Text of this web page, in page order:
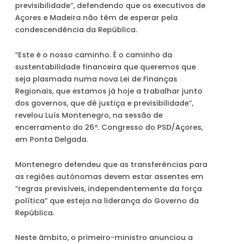
previsibilidade”, defendendo que os executivos de
Açores e Madeira não têm de esperar pela
condescendência da República.
“Este é o nosso caminho. É o caminho da
sustentabilidade financeira que queremos que
seja plasmada numa nova Lei de Finanças
Regionais, que estamos já hoje a trabalhar junto
dos governos, que dê justiça e previsibilidade”,
revelou Luís Montenegro, na sessão de
encerramento do 26º. Congresso do PSD/Açores,
em Ponta Delgada.
Montenegro defendeu que as transferências para
as regiões autónomas devem estar assentes em
“regras previsíveis, independentemente da força
política” que esteja na liderança do Governo da
República.
Neste âmbito, o primeiro-ministro anunciou a